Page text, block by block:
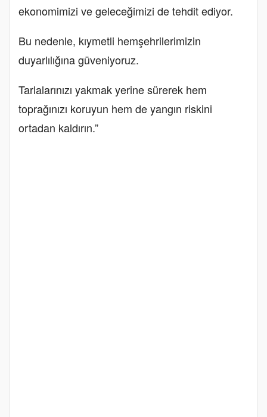
ekonomimizi ve geleceğimizi de tehdit ediyor.
Bu nedenle, kıymetli hemşehrilerimizin
duyarlılığına güveniyoruz.
Tarlalarınızı yakmak yerine sürerek hem
toprağınızı koruyun hem de yangın riskini
ortadan kaldırın.”